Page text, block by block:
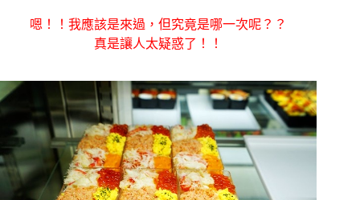
嗯！！我應該是來過，但究竟是哪一次呢？？
真是讓人太疑惑了！！